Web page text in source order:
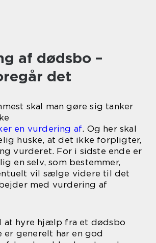
af dødsbo –
det
skal man gøre sig tanker
en vurdering af. Og her skal
huske, at det ikke forpligter,
vurderet. For i sidste ende er
en selv, som bestemmer,
vil sælge videre til det
med vurdering af
at hyre hjælp fra et dødsbo
er generelt har en god